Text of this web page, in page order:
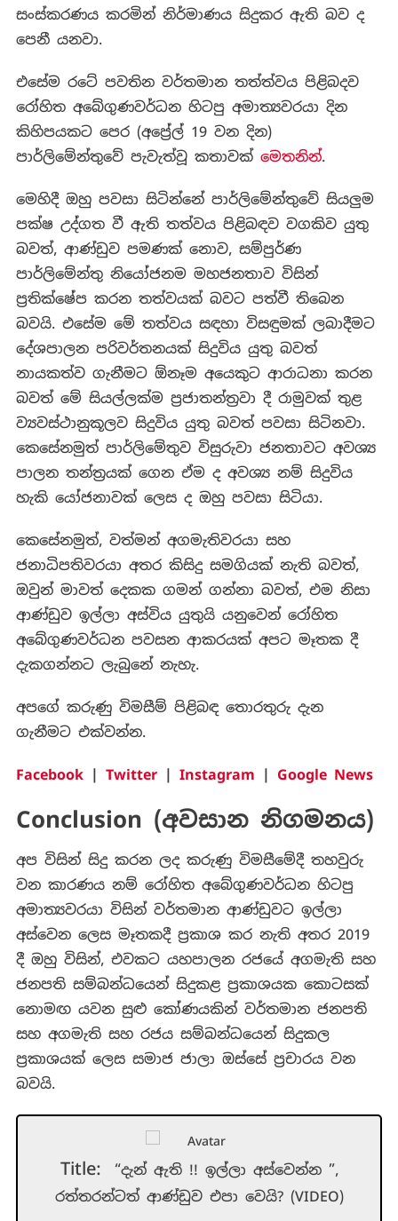
සංස්කරණය කරමින් නිර්මාණය සිදුකර ඇති බව ද
පෙනී යනවා.
එසේම රටේ පවතින වර්තමාන තත්ත්වය පිළිබදව
රෝහිත අබේගුණවර්ධන හිටපු අමාත්‍යවරයා දින
කිහිපයකට පෙර (අප්‍රේල් 19 වන දින)
පාර්ලිමේන්තුවේ පැවැත්වූ කතාවක් මෙතනින්.
මෙහිදී ඔහු පවසා සිටින්නේ පාර්ලිමේන්තුවේ සියලුම
පක්ෂ උද්ගත වී ඇති තත්වය පිළිබඳව වගකිව යුතු
බවත්, ආණ්ඩුව පමණක් නොව, සම්පුර්ණ
පාර්ලිමේන්තු නියෝජනම මහජනතාව විසින්
ප්‍රතික්ෂේප කරන තත්වයක් බවට පත්වී තිබෙන
බවයි. එසේම මේ තත්වය සඳහා විසඳුමක් ලබාදීමට
දේශපාලන පරිවර්තනයක් සිදුවිය යුතු බවත්
නායකත්ව ගැනීමට ඕනෑම අයෙකුට ආරාධනා කරන
බවත් මේ සියල්ලක්ම ප්‍රජාතන්ත්‍රවා දී රාමුවක් තුළ
ව්‍යවස්ථානුකූලව සිදුවිය යුතු බවත් පවසා සිටිනවා.
කෙසේනමුත් පාර්ලිමේතුව විසුරුවා ජනතාවට අවශ්‍ය
පාලන තන්ත්‍රයක් ගෙන ඒම ද අවශ්‍ය නම් සිදුවිය
හැකි යෝජනාවක් ලෙස ද ඔහු පවසා සිටියා.
කෙසේනමුත්, වත්මන් අගමැතිවරයා සහ
ජනාධිපතිවරයා අතර කිසිදු සමගියක් නැති බවත්,
ඔවුන් මාවත් දෙකක ගමන් ගන්නා බවත්, එම නිසා
ආණ්ඩුව ඉල්ලා අස්විය යුතුයි යනුවෙන් රෝහිත
අබේගුණවර්ධන පවසන ආකරයක් අපට මෑතක දී
දැකගන්නට ලැබුනේ නැහැ.
අපගේ කරුණු විමසීම් පිළිබඳ තොරතුරු දැන
ගැනීමට එක්වන්න.
Facebook| Twitter| Instagram | Google News
Conclusion (අවසාන නිගමනය)
අප විසින් සිදු කරන ලද කරුණු විමසීමේදී තහවුරු
වන කාරණය නම් රෝහිත අබේගුණවර්ධන හිටපු
අමාත්‍යවරයා විසින් වර්තමාන ආණ්ඩුවට ඉල්ලා
අස්වෙන ලෙස මෑතකදී ප්‍රකාශ කර නැති අතර 2019
දී ඔහු විසින්, එවකට යහපාලන රජයේ අගමැති සහ
ජනපති සම්බන්ධයෙන් සිදුකළ ප්‍රකාශයක කොටසක්
නොමඟ යවන සුළු කෝණයකින් වර්තමාන ජනපති
සහ අගමැති සහ රජය සම්බන්ධයෙන් සිදුකල
ප්‍රකාශයක් ලෙස සමාජ ජාලා ඔස්සේ ප්‍රචාරය වන
බවයි.
Title:
“දැන් ඇති !! ඉල්ලා අස්වෙන්න ”,
රත්තරන්ටත් ආණ්ඩුව එපා වෙයි? (VIDEO)